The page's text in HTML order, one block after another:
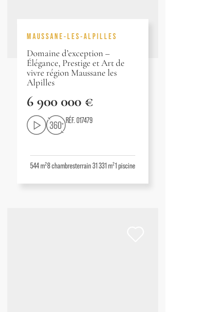
MAUSSANE-LES-ALPILLES
Domaine d’exception –
Élégance, Prestige et Art de
vivre région Maussane les
Alpilles
6 900 000 €
RÉF. 017479
544 m²8chambresterrain 31 331 m²1piscine